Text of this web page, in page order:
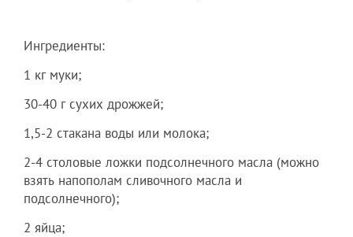
Ингредиенты:
1 кг муки;
30-40 г сухих дрожжей;
1,5-2 стакана воды или молока;
2-4 столовые ложки подсолнечного масла (можно
взять напополам сливочного масла и
подсолнечного);
2 яйца;